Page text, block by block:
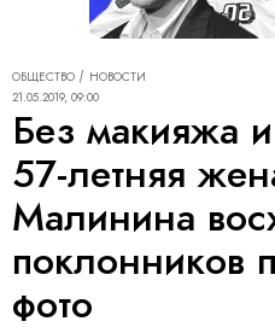
ОБЩЕСТВО
НОВОСТИ
21.05.2019, 09:00
Без макияжа
57-летняя
Малинина
поклонников
фото